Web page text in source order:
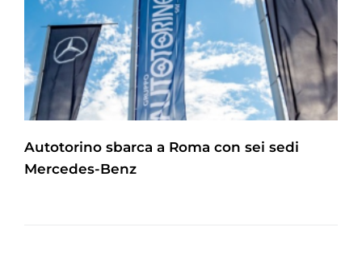
Autotorino sbarca a Roma con sei sedi
Mercedes-Benz